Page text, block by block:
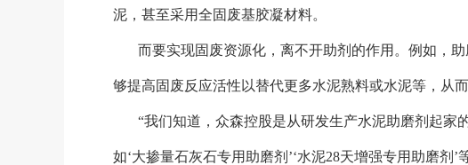
泥，甚至采用全固废基胶凝材料。
而要实现固废资源化，离不开助剂的作用。例如，
够提高固废反应活性以替代更多水泥熟料或水泥等，从
“我们知道，众森控股是从研发生产水泥助磨剂起家
如‘大掺量石灰石专用助磨剂’‘水泥28天增强专用助磨剂